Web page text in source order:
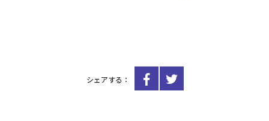
シェアする：